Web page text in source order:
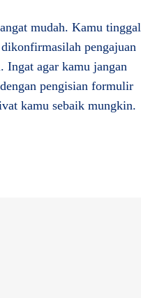
mudah. Kamu tinggal
pengajuan
Ingat agar kamu jangan
pengisian formulir
kamu sebaik mungkin.